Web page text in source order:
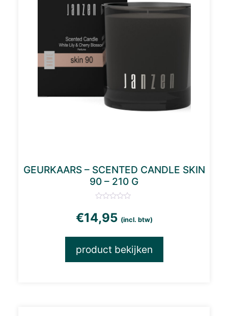
GEURKAARS – SCENTED CANDLE SKIN
90 – 210 G
€14,95 (incl. btw)
product bekijken